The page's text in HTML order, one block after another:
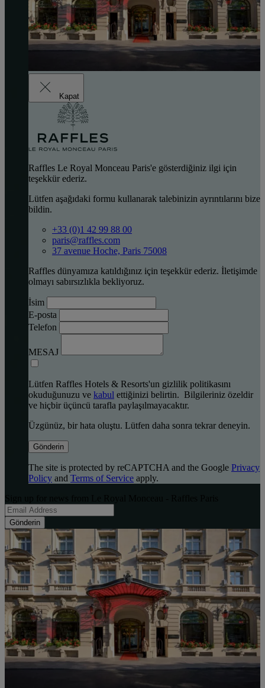
Kapat
Raffles Le Royal Monceau Paris'e gösterdiğiniz ilgi için
teşekkür ederiz.
Lütfen aşağıdaki formu kullanarak talebinizin ayrıntılarını bize
bildin.
+33 (0)1 42 99 88 00
paris@raffles.com
37 avenue Hoche, Paris 75008
Raffles dünyamıza katıldığınız için teşekkür ederiz. İletişimde
olmayı sabırsızlıkla bekliyoruz.
İsim
E-posta
Telefon
MESAJ
Lütfen Raffles Hotels & Resorts'un gizlilik politikasını
okuduğunuzu ve kabul ettiğinizi belirtin. Bilgileriniz özeldir
ve hiçbir üçüncü tarafla paylaşılmayacaktır.
Üzgünüz, bir hata oluştu. Lütfen daha sonra tekrar deneyin.
Gönderin
The site is protected by reCAPTCHA and the Google Privacy
Policy and Terms of Service apply.
Gönderin